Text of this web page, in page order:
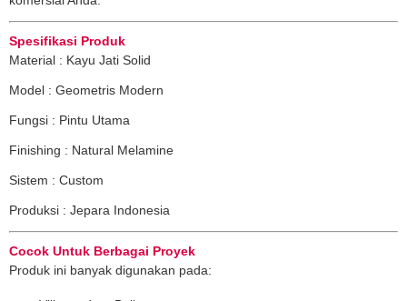
Spesifikasi Produk
Material : Kayu Jati Solid
Model : Geometris Modern
Fungsi : Pintu Utama
Finishing : Natural Melamine
Sistem : Custom
Produksi : Jepara Indonesia
Cocok Untuk Berbagai Proyek
Produk ini banyak digunakan pada: